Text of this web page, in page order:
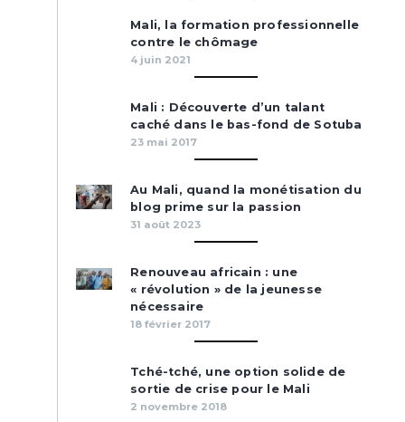
Mali, la formation professionnelle
contre le chômage
4 juin 2021
Mali : Découverte d’un talant
caché dans le bas-fond de Sotuba
23 mai 2017
Au Mali, quand la monétisation du
blog prime sur la passion
31 août 2023
Renouveau africain : une
« révolution » de la jeunesse
nécessaire
18 février 2017
Tché-tché, une option solide de
sortie de crise pour le Mali
2 novembre 2018